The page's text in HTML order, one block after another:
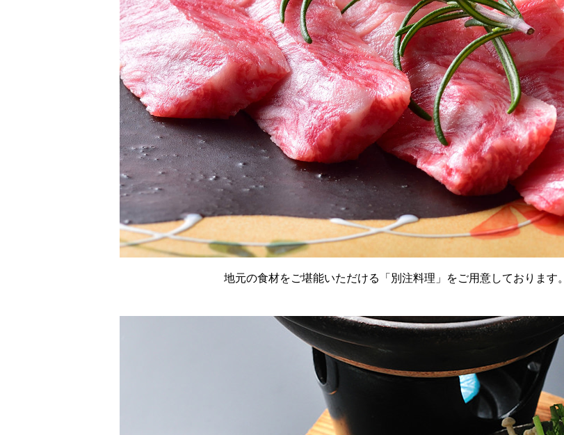
地元の食材をご堪能いただける「別注料理」をご用意しております。